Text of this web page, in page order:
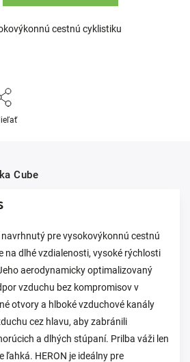
cestnú cyklistiku
Cube
navrhnutý pre vysokovýkonnú cestnú
na dlhé vzdialenosti, vysoké rýchlosti
aerodynamicky optimalizovaný
vzduchu bez kompromisov v
otvory a hlboké vzduchové kanály
cez hlavu, aby zabránili
a dlhých stúpaní. Prilba váži len
ľahká. HERON je ideálny pre